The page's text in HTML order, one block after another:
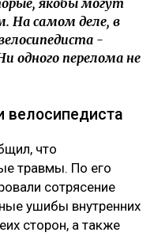
требовал дать
Я отказалась.
из страны, –
по встречной полосе
что это был
якобы,